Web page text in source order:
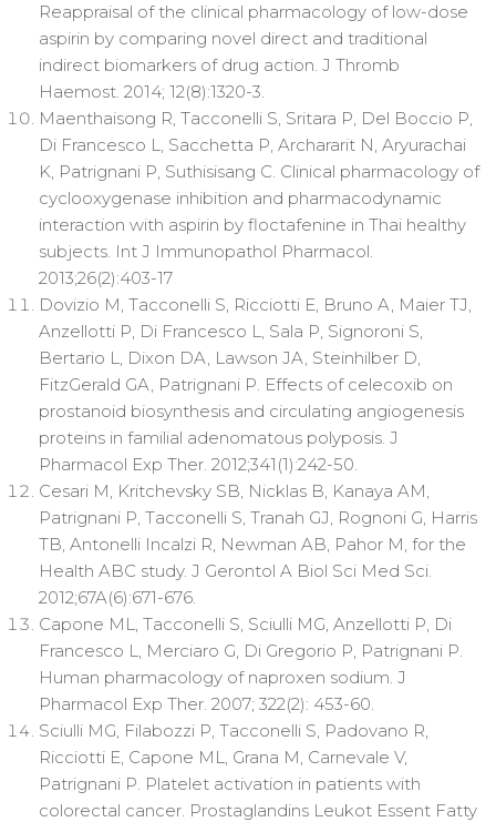
Reappraisal of the clinical pharmacology of low-dose
aspirin by comparing novel direct and traditional
indirect biomarkers of drug action. J Thromb
Haemost. 2014; 12(8):1320-3.
Maenthaisong R, Tacconelli S, Sritara P, Del Boccio P,
Di Francesco L, Sacchetta P, Archararit N, Aryurachai
K, Patrignani P, Suthisisang C. Clinical pharmacology of
cyclooxygenase inhibition and pharmacodynamic
interaction with aspirin by floctafenine in Thai healthy
subjects. Int J Immunopathol Pharmacol.
2013;26(2):403-17
Dovizio M, Tacconelli S, Ricciotti E, Bruno A, Maier TJ,
Anzellotti P, Di Francesco L, Sala P, Signoroni S,
Bertario L, Dixon DA, Lawson JA, Steinhilber D,
FitzGerald GA, Patrignani P. Effects of celecoxib on
prostanoid biosynthesis and circulating angiogenesis
proteins in familial adenomatous polyposis. J
Pharmacol Exp Ther. 2012;341(1):242-50.
Cesari M, Kritchevsky SB, Nicklas B, Kanaya AM,
Patrignani P, Tacconelli S, Tranah GJ, Rognoni G, Harris
TB, Antonelli Incalzi R, Newman AB, Pahor M, for the
Health ABC study. J Gerontol A Biol Sci Med Sci.
2012;67A(6):671-676.
Capone ML, Tacconelli S, Sciulli MG, Anzellotti P, Di
Francesco L, Merciaro G, Di Gregorio P, Patrignani P.
Human pharmacology of naproxen sodium. J
Pharmacol Exp Ther. 2007; 322(2): 453-60.
Sciulli MG, Filabozzi P, Tacconelli S, Padovano R,
Ricciotti E, Capone ML, Grana M, Carnevale V,
Patrignani P. Platelet activation in patients with
colorectal cancer. Prostaglandins Leukot Essent Fatty